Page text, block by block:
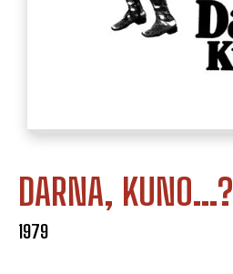
DARNA, KUNO...?
1979